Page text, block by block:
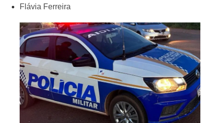
Flávia Ferreira